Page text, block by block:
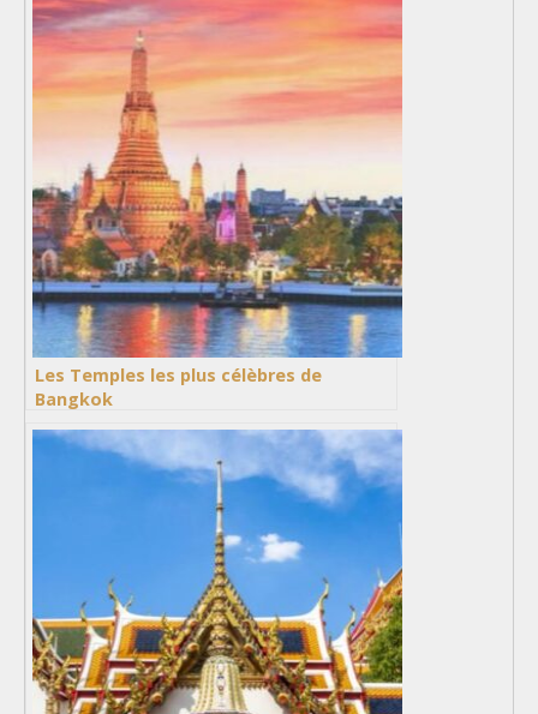
Les Temples les plus célèbres de
Bangkok